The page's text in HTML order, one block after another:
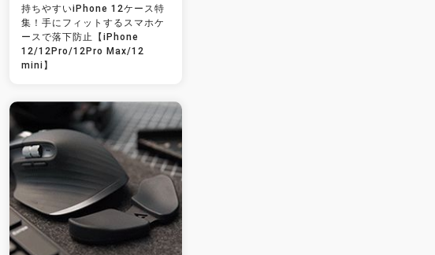
持ちやすいiPhone 12ケース特
集！手にフィットするスマホケ
ースで落下防止【iPhone
12/12Pro/12Pro Max/12
mini】